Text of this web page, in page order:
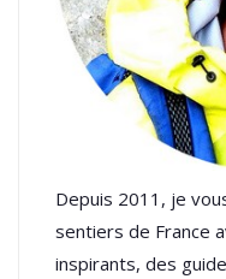
Depuis 2011, je
sentiers de France
inspirants, des